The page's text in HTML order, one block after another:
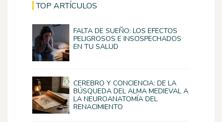
TOP ARTÍCULOS
FALTA DE SUEÑO: LOS EFECTOS
PELIGROSOS E INSOSPECHADOS
EN TU SALUD
CEREBRO Y CONCIENCIA: DE LA
BÚSQUEDA DEL ALMA MEDIEVAL A
LA NEUROANATOMÍA DEL
RENACIMIENTO